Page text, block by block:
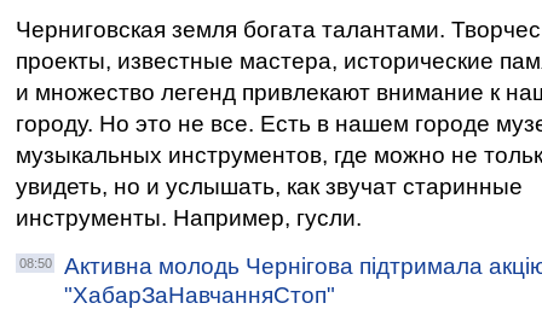
Черниговская земля богата талантами.
проекты, известные мастера, исторические
и множество легенд привлекают внимание к
городу. Но это не все. Есть в нашем городе
музыкальных инструментов, где можно не
увидеть, но и услышать, как звучат старинные
инструменты. Например, гусли.
08:50
Активна молодь Чернігова підтримала
"ХабарЗаНавчанняСтоп"